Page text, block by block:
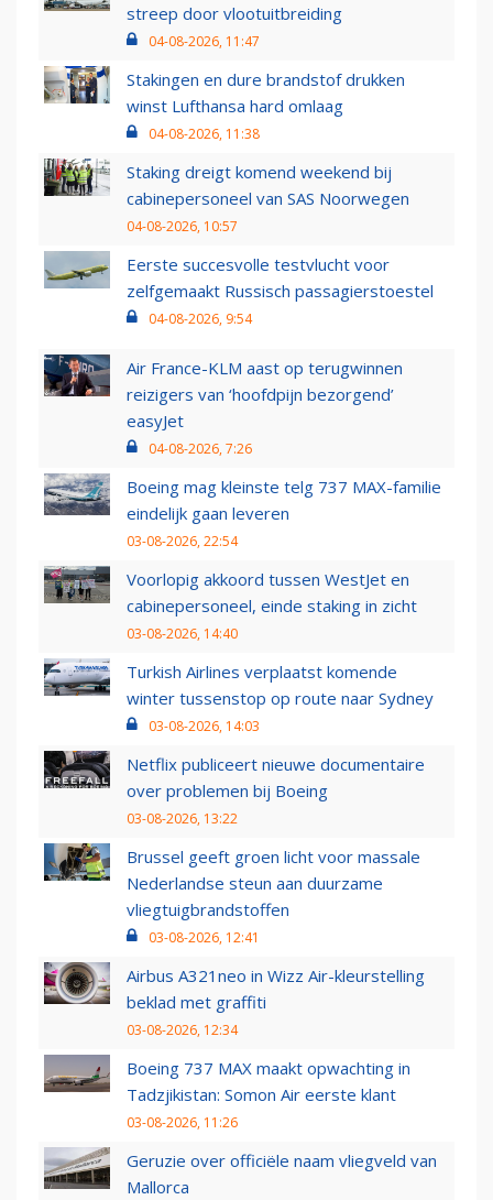
streep door vlootuitbreiding
04-08-2026, 11:47
Stakingen en dure brandstof drukken
winst Lufthansa hard omlaag
04-08-2026, 11:38
Staking dreigt komend weekend bij
cabinepersoneel van SAS Noorwegen
04-08-2026, 10:57
Eerste succesvolle testvlucht voor
zelfgemaakt Russisch passagierstoestel
04-08-2026, 9:54
Air France-KLM aast op terugwinnen
reizigers van ‘hoofdpijn bezorgend’
easyJet
04-08-2026, 7:26
Boeing mag kleinste telg 737 MAX-familie
eindelijk gaan leveren
03-08-2026, 22:54
Voorlopig akkoord tussen WestJet en
cabinepersoneel, einde staking in zicht
03-08-2026, 14:40
Turkish Airlines verplaatst komende
winter tussenstop op route naar Sydney
03-08-2026, 14:03
Netflix publiceert nieuwe documentaire
over problemen bij Boeing
03-08-2026, 13:22
Brussel geeft groen licht voor massale
Nederlandse steun aan duurzame
vliegtuigbrandstoffen
03-08-2026, 12:41
Airbus A321neo in Wizz Air-kleurstelling
beklad met graffiti
03-08-2026, 12:34
Boeing 737 MAX maakt opwachting in
Tadzjikistan: Somon Air eerste klant
03-08-2026, 11:26
Geruzie over officiële naam vliegveld van
Mallorca